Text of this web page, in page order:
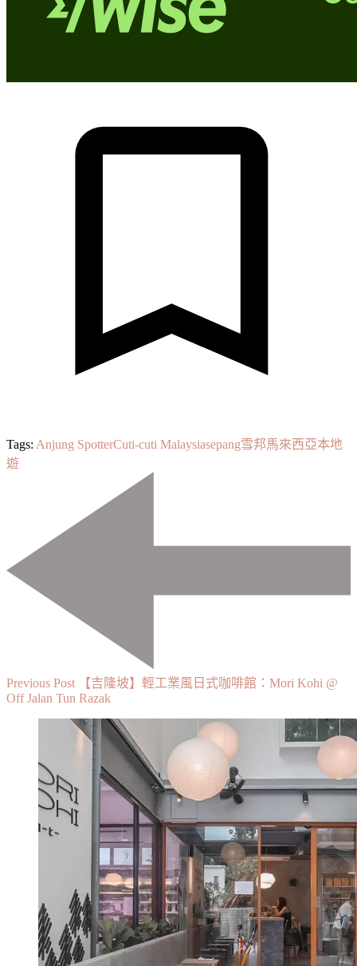
Tags: Anjung SpotterCuti-cuti Malaysiasepang雪邦馬來西亞本地
遊
Navigation
Previous Post
【吉隆坡】輕工業風日式咖啡館：Mori Kohi @
Off Jalan Tun Razak